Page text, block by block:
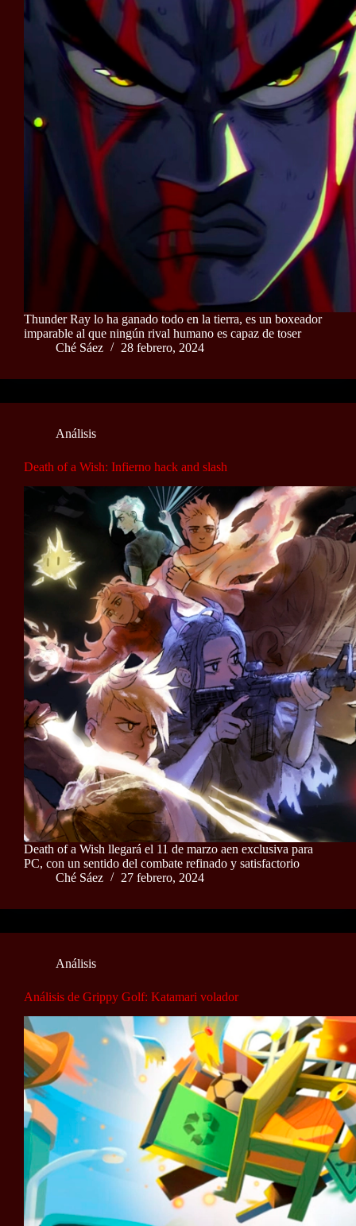
Thunder Ray lo ha ganado todo en la tierra, es un boxeador
imparable al que ningún rival humano es capaz de toser
Ché Sáez
28 febrero, 2024
Análisis
Death of a Wish: Infierno hack and slash
Death of a Wish llegará el 11 de marzo aen exclusiva para
PC, con un sentido del combate refinado y satisfactorio
Ché Sáez
27 febrero, 2024
Análisis
Análisis de Grippy Golf: Katamari volador